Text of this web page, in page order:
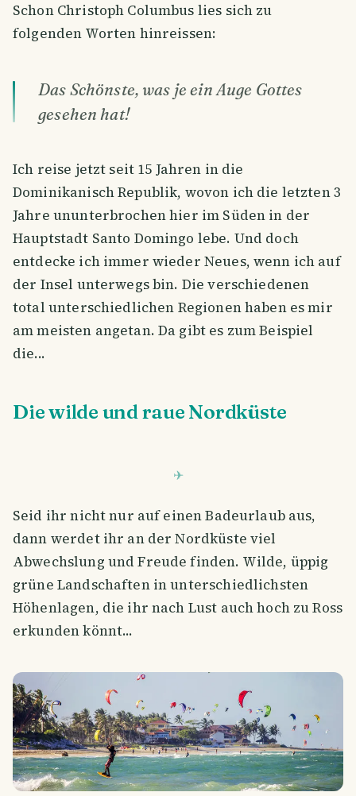
Schon Christoph Columbus lies sich zu
folgenden Worten hinreissen:
Das Schönste, was je ein Auge Gottes
gesehen hat!
Ich reise jetzt seit 15 Jahren in die
Dominikanisch Republik, wovon ich die letzten 3
Jahre ununterbrochen hier im Süden in der
Hauptstadt Santo Domingo lebe. Und doch
entdecke ich immer wieder Neues, wenn ich auf
der Insel unterwegs bin. Die verschiedenen
total unterschiedlichen Regionen haben es mir
am meisten angetan. Da gibt es zum Beispiel
die...
Die wilde und raue Nordküste
Seid ihr nicht nur auf einen Badeurlaub aus,
dann werdet ihr an der Nordküste viel
Abwechslung und Freude finden. Wilde, üppig
grüne Landschaften in unterschiedlichsten
Höhenlagen, die ihr nach Lust auch hoch zu Ross
erkunden könnt...